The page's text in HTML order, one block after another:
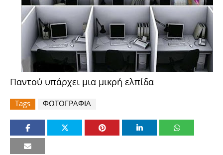
Παντού υπάρχει μια μικρή ελπίδα
Tags ΦΩΤΟΓΡΑΦΙΑ